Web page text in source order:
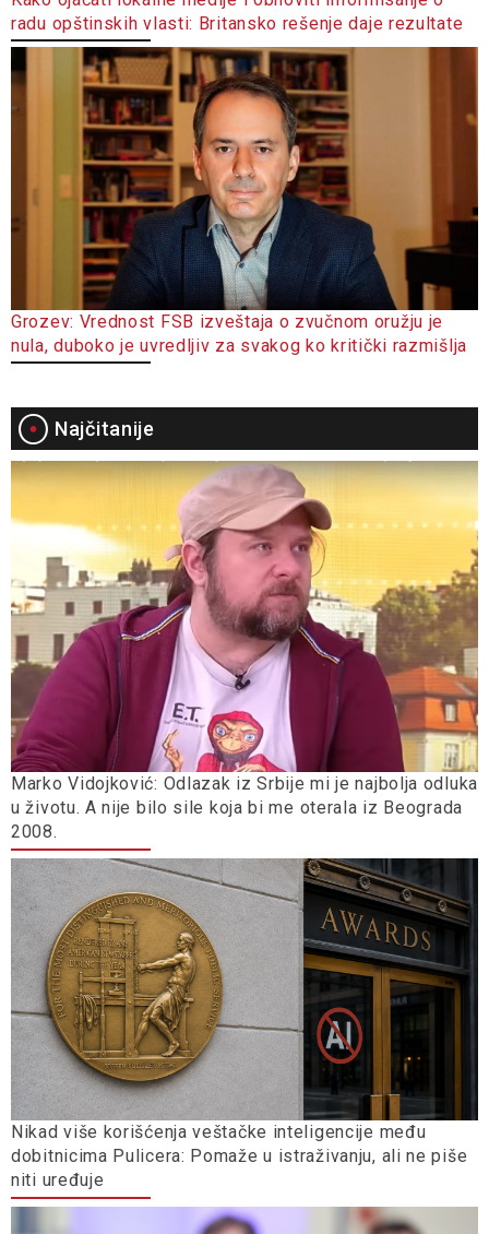
radu opštinskih vlasti: Britansko rešenje daje rezultate
Grozev: Vrednost FSB izveštaja o zvučnom oružju je
nula, duboko je uvredljiv za svakog ko kritički razmišlja
Najčitanije
Marko Vidojković: Odlazak iz Srbije mi je najbolja odluka
u životu. A nije bilo sile koja bi me oterala iz Beograda
2008.
Nikad više korišćenja veštačke inteligencije među
dobitnicima Pulicera: Pomaže u istraživanju, ali ne piše
niti uređuje